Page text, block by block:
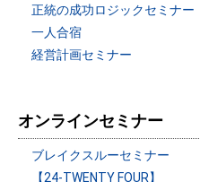
正統の成功ロジックセミナー
一人合宿
経営計画セミナー
オンラインセミナー
ブレイクスルーセミナー
【24-TWENTY FOUR】